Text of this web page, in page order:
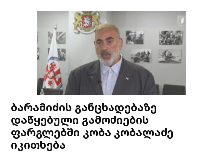
ბარამიძის განცხადებაზე
დაწყებული გამოძიების
ფარგლებში კობა კობალაძე
იკითხება